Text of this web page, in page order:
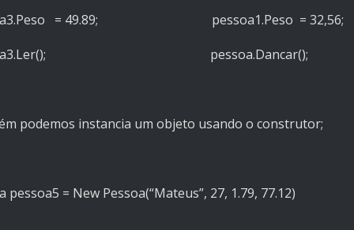
= 49.89; pessoa1.Peso = 32,56;
pessoa.Dancar();
podemos instancia um objeto usando o construtor;
pessoa5 = New Pessoa(“Mateus”, 27, 1.79, 77.12)